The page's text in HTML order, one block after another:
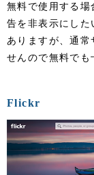
無料で使用する
告を非表示にした
ありますが、通常
せんので無料でも
Flickr